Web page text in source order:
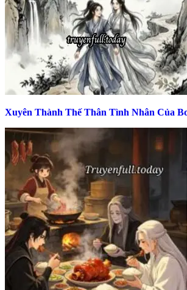
Xuyên Thành Thế Thân Tình Nhân Của